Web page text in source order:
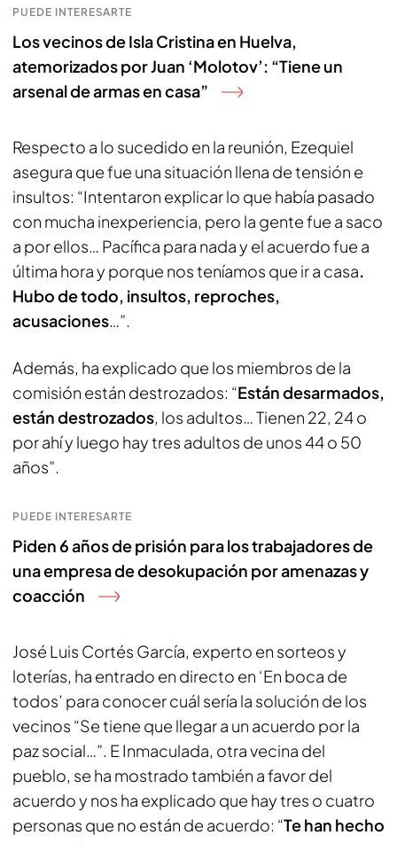
PUEDE INTERESARTE
Los vecinos de Isla Cristina en Huelva,
atemorizados por Juan ‘Molotov’: “Tiene un
arsenal de armas en casa”
Respecto a lo sucedido en la reunión, Ezequiel
asegura que fue una situación llena de tensión e
insultos: “Intentaron explicar lo que había pasado
con mucha inexperiencia, pero la gente fue a saco
a por ellos… Pacífica para nada y el acuerdo fue a
última hora y porque nos teníamos que ir a casa.
Hubo de todo, insultos, reproches,
acusaciones…”.
Además, ha explicado que los miembros de la
comisión están destrozados: “Están desarmados,
están destrozados, los adultos… Tienen 22, 24 o
por ahí y luego hay tres adultos de unos 44 o 50
años”.
PUEDE INTERESARTE
Piden 6 años de prisión para los trabajadores de
una empresa de desokupación por amenazas y
coacción
José Luis Cortés García, experto en sorteos y
loterías, ha entrado en directo en ‘En boca de
todos’ para conocer cuál sería la solución de los
vecinos “Se tiene que llegar a un acuerdo por la
paz social…”. E Inmaculada, otra vecina del
pueblo, se ha mostrado también a favor del
acuerdo y nos ha explicado que hay tres o cuatro
personas que no están de acuerdo: “Te han hecho